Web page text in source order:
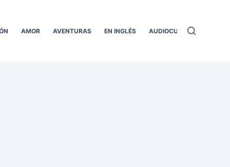
AMOR AVENTURAS EN INGLÉS AUDIOCUENTOS